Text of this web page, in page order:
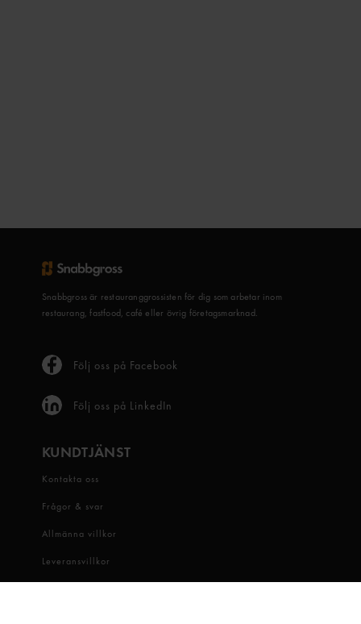
Snabbgross är restauranggrossisten för dig som arbetar inom
restaurang, fastfood, café eller övrig företagsmarknad.
Följ oss på Facebook
Följ oss på LinkedIn
KUNDTJÄNST
Kontakta oss
Frågor & svar
Allmänna villkor
Leveransvillkor